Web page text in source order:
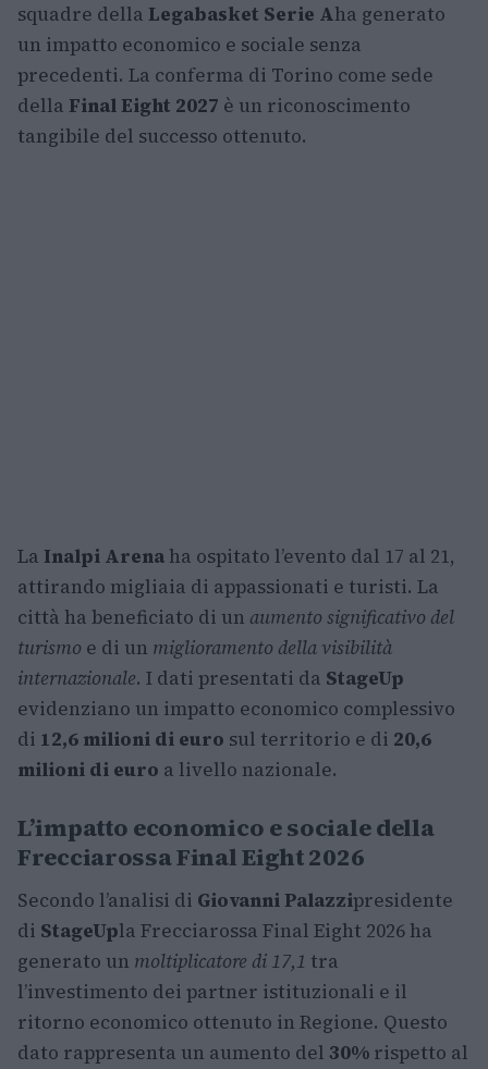
squadre della Legabasket Serie Aha generato
un impatto economico e sociale senza
precedenti. La conferma di Torino come sede
della Final Eight 2027 è un riconoscimento
tangibile del successo ottenuto.
La Inalpi Arena ha ospitato l’evento dal 17 al 21,
attirando migliaia di appassionati e turisti. La
città ha beneficiato di un aumento significativo del
turismo e di un miglioramento della visibilità
internazionale. I dati presentati da StageUp
evidenziano un impatto economico complessivo
di 12,6 milioni di euro sul territorio e di 20,6
milioni di euro a livello nazionale.
L’impatto economico e sociale della
Frecciarossa Final Eight 2026
Secondo l’analisi di Giovanni Palazzipresidente
di StageUpla Frecciarossa Final Eight 2026 ha
generato un moltiplicatore di 17,1 tra
l’investimento dei partner istituzionali e il
ritorno economico ottenuto in Regione. Questo
dato rappresenta un aumento del 30% rispetto al